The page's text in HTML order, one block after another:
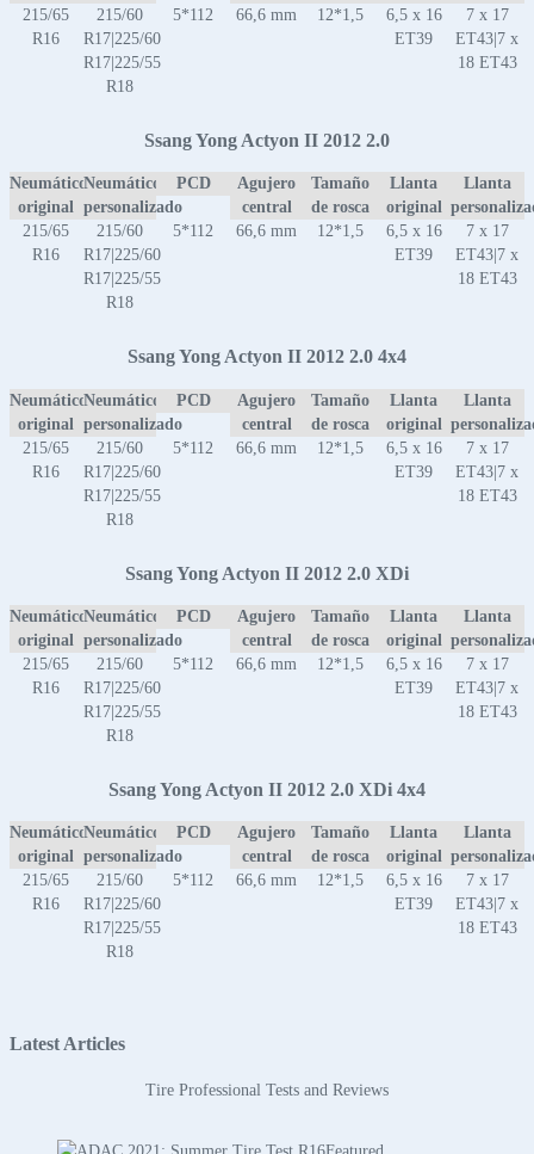
215/65
R16
215/60
R17|225/60
R17|225/55
R18
5*112 66,6 mm 12*1,5
6,5 x 16
ET39
7 x 17
ET43|7 x
18 ET43
Ssang Yong Actyon II 2012 2.0
Neumático
original
Neumático
personalizado
PCD
Agujero
central
Tamaño
de rosca
Llanta
original
Llanta
215/65
R16
215/60
R17|225/60
R17|225/55
R18
5*112 66,6 mm 12*1,5
6,5 x 16
ET39
7 x 17
ET43|7 x
18 ET43
Ssang Yong Actyon II 2012 2.0 4x4
Neumático
original
Neumático
personalizado
PCD
Agujero
central
Tamaño
de rosca
Llanta
original
Llanta
215/65
R16
215/60
R17|225/60
R17|225/55
R18
5*112 66,6 mm 12*1,5
6,5 x 16
ET39
7 x 17
ET43|7 x
18 ET43
Ssang Yong Actyon II 2012 2.0 XDi
Neumático
original
Neumático
personalizado
PCD
Agujero
central
Tamaño
de rosca
Llanta
original
Llanta
215/65
R16
215/60
R17|225/60
R17|225/55
R18
5*112 66,6 mm 12*1,5
6,5 x 16
ET39
7 x 17
ET43|7 x
18 ET43
Ssang Yong Actyon II 2012 2.0 XDi 4x4
Neumático
original
Neumático
personalizado
PCD
Agujero
central
Tamaño
de rosca
Llanta
original
Llanta
215/65
R16
215/60
R17|225/60
R17|225/55
R18
5*112 66,6 mm 12*1,5
6,5 x 16
ET39
7 x 17
ET43|7 x
18 ET43
Latest Articles
Tire Professional Tests and Reviews